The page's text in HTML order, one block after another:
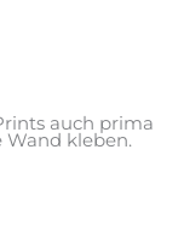
auch prima
Wand kleben.